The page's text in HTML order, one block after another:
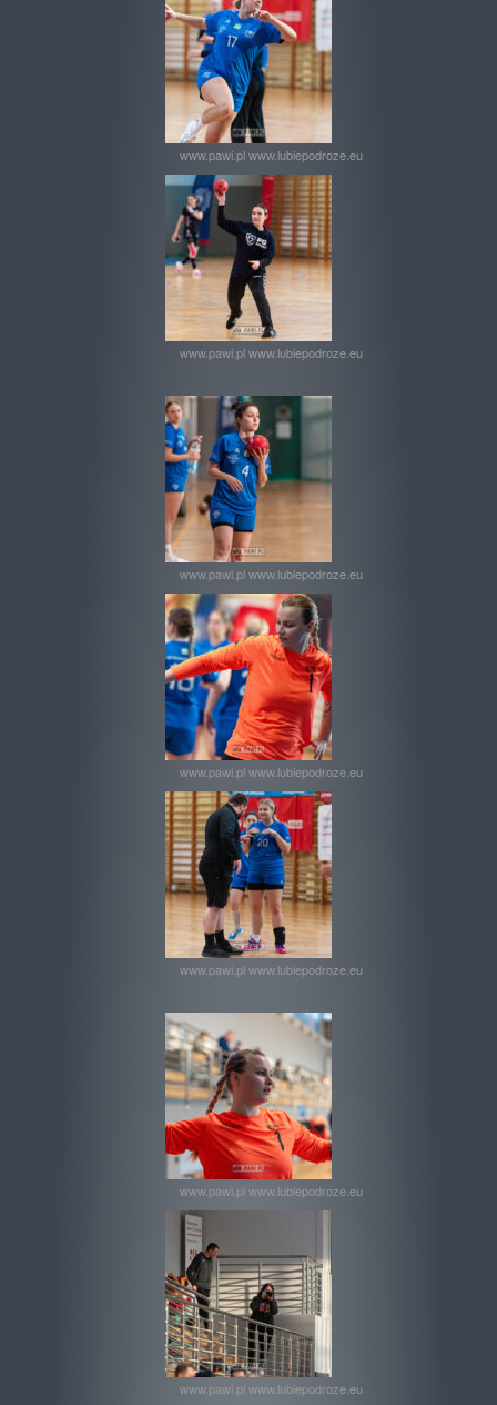
www.pawi.pl www.lubiepodroze.eu
www.pawi.pl www.lubiepodroze.eu
www.pawi.pl www.lubiepodroze.eu
www.pawi.pl www.lubiepodroze.eu
www.pawi.pl www.lubiepodroze.eu
www.pawi.pl www.lubiepodroze.eu
www.pawi.pl www.lubiepodroze.eu